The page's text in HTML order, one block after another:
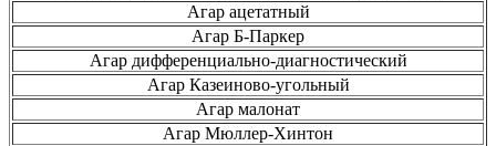
Агар ацетатный
Агар Б-Паркер
Агар дифференциально-диагностический
Агар Казеиново-угольный
Агар малонат
Агар Мюллер-Хинтон